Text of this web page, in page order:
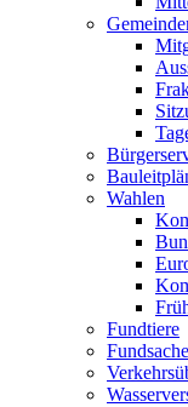
Wahlen
Fundtiere